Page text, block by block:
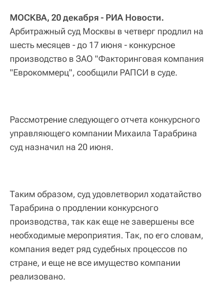
МОСКВА, 20 декабря - РИА Новости.
Арбитражный суд Москвы в четверг продлил на
шесть месяцев - до 17 июня - конкурсное
производство в ЗАО "Факторинговая компания
"Еврокоммерц", сообщили РАПСИ в суде.
Рассмотрение следующего отчета конкурсного
управляющего компании Михаила Тарабрина
суд назначил на 20 июня.
Таким образом, суд удовлетворил ходатайство
Тарабрина о продлении конкурсного
производства, так как еще не завершены все
необходимые мероприятия. Так, по его словам,
компания ведет ряд судебных процессов по
стране, и еще не все имущество компании
реализовано.